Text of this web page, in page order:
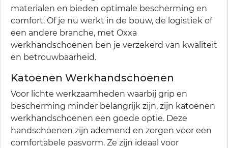
materialen en bieden optimale bescherming en
comfort. Of je nu werkt in de bouw, de logistiek of
een andere branche, met Oxxa
werkhandschoenen ben je verzekerd van kwaliteit
en betrouwbaarheid.
Katoenen Werkhandschoenen
Voor lichte werkzaamheden waarbij grip en
bescherming minder belangrijk zijn, zijn katoenen
werkhandschoenen een goede optie. Deze
handschoenen zijn ademend en zorgen voor een
comfortabele pasvorm. Ze zijn ideaal voor